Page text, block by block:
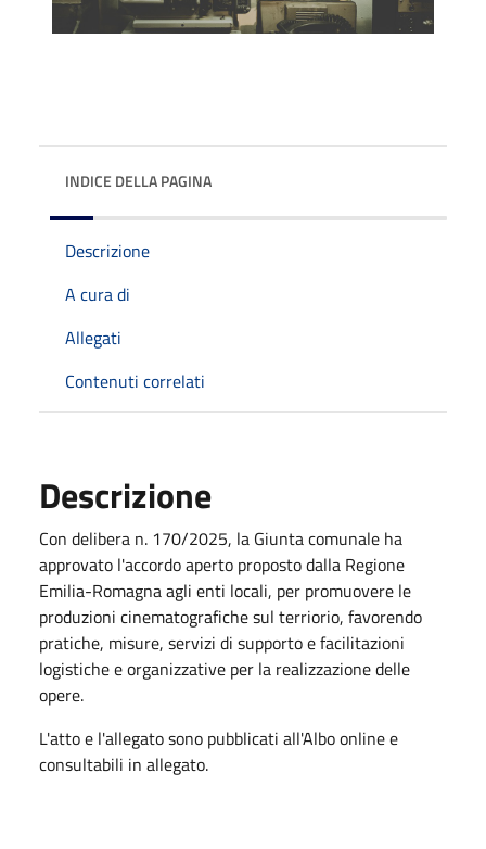
INDICE DELLA PAGINA
Descrizione
A cura di
Allegati
Contenuti correlati
Descrizione
Con delibera n. 170/2025, la Giunta comunale ha
approvato l'accordo aperto proposto dalla Regione
Emilia-Romagna agli enti locali, per promuovere le
produzioni cinematografiche sul terriorio, favorendo
pratiche, misure, servizi di supporto e facilitazioni
logistiche e organizzative per la realizzazione delle
opere.
L'atto e l'allegato sono pubblicati all'Albo online e
consultabili in allegato.